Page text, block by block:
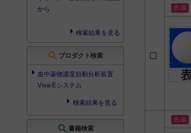
から
検索結果を見る
search プロダクト検索
血中薬物濃度自動分析装置
Viva-Eシステム
検索結果を見る
search 書籍検索